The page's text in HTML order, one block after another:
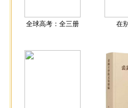
全球高考：全三册 在